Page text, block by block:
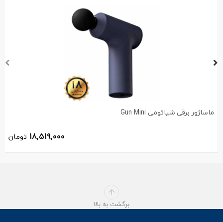
ماساژور برقی شیائومی Gun Mini
18,519,000 تومان
برگشت به بالا